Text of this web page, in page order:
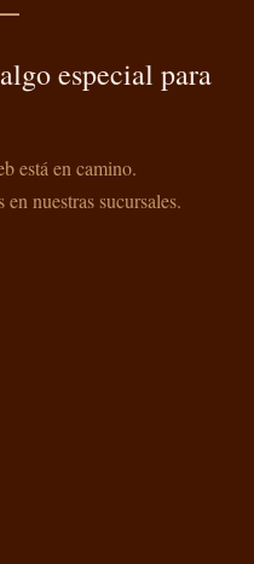
especial para
está en camino.
nuestras sucursales.